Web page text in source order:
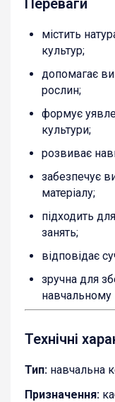
Переваги
містить
культур;
допомагає
рослин;
формує
культури;
розвиває
забезпечує
матеріалу;
підходить
занять;
відповідає
зручна для
навчальному
Технічні
Тип: навчальна
Призначення: